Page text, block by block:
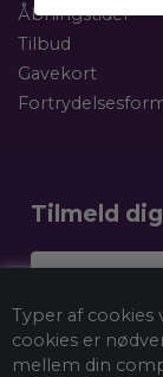
Typer af cookies
cookies er
mellem din
Åbningstider
Tilbud
Gavekort
Tilmeld
Dit navn
Email